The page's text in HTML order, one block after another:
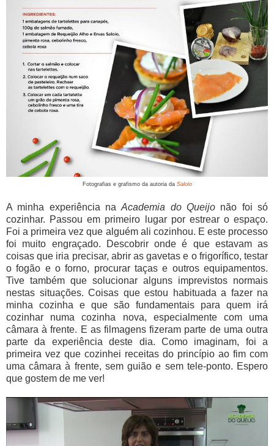
Fotografias e grafismo da autoria da Saloio
A minha experiência naAcademia do Queijo não foi só
cozinhar. Passou em primeiro lugar por estrear o espaço.
Foi a primeira vez que alguém ali cozinhou. E este processo
foi muito engraçado. Descobrir onde é que estavam as
coisas que iria precisar, abrir as gavetas e o frigorífico, testar
o fogão e o forno, procurar taças e outros equipamentos.
Tive também que solucionar alguns imprevistos normais
nestas situações. Coisas que estou habituada a fazer na
minha cozinha e que são fundamentais para quem irá
cozinhar numa cozinha nova, especialmente com uma
câmara à frente. E as filmagens fizeram parte de uma outra
parte da experiência deste dia. Como imaginam, foi a
primeira vez que cozinhei receitas do princípio ao fim com
uma câmara à frente, sem guião e sem tele-ponto. Espero
que gostem de me ver!